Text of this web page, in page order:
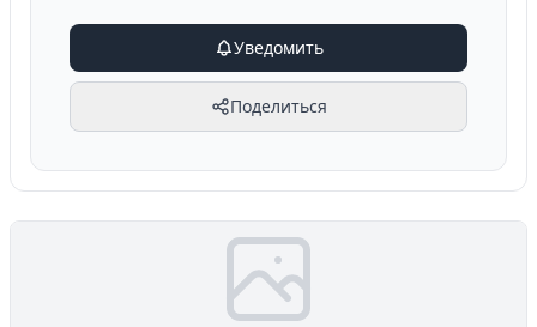
Уведомить
Поделиться